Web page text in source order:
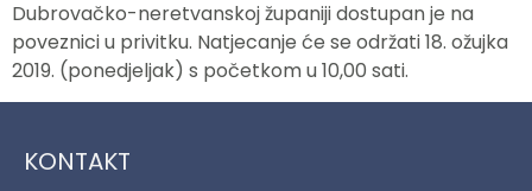
Dubrovačko-neretvanskoj županiji dostupan je na
poveznici u privitku. Natjecanje će se održati 18. ožujka
2019. (ponedjeljak) s početkom u 10,00 sati.
KONTAKT